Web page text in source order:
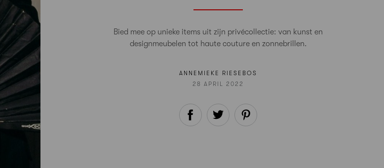
Bied mee op unieke items uit zijn privécollectie: van kunst en
designmeubelen tot haute couture en zonnebrillen.
ANNEMIEKE RIESEBOS
28 APRIL 2022